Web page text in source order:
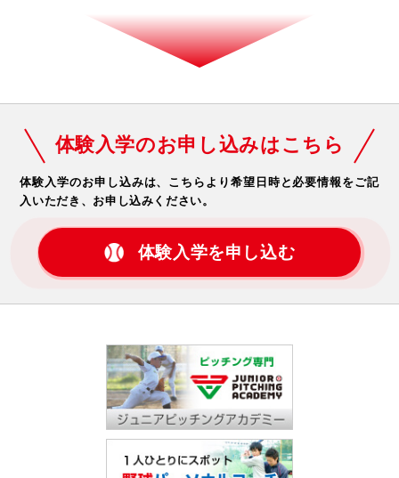
体験入学のお申し込みはこちら
体験入学のお申し込みは、こちらより希望日時と必要情報をご記
入いただき、お申し込みください。
体験入学を申し込む